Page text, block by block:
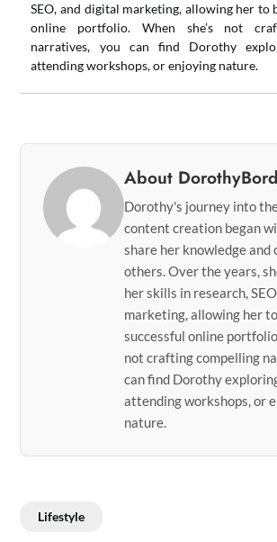
SEO, and digital marketing, allowing her to
online portfolio. When she’s not
narratives, you can find Dorothy
attending workshops, or enjoying nature.
About
Dorothy's journey into
content creation began
share her knowledge and
others. Over the years,
her skills in research,
marketing, allowing her
successful online
not crafting compelling
can find Dorothy
attending workshops, or
nature.
Lifestyle